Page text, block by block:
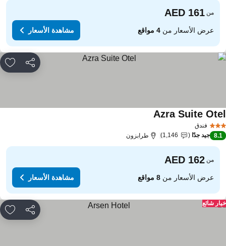
من
عرض الأسعار من4 مواقع مشاهدة الأسعار
مشاركة
فندق
Azra Suite مشاهدة الأسعار
8.1 جيد جدًا 1,146 طرابزون
من
عرض الأسعار من8 مواقع مشاهدة الأسعار
مشاركة
شائع